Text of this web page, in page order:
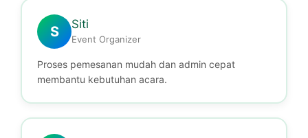
S Siti
Event Organizer
Proses pemesanan mudah dan admin cepat
membantu kebutuhan acara.